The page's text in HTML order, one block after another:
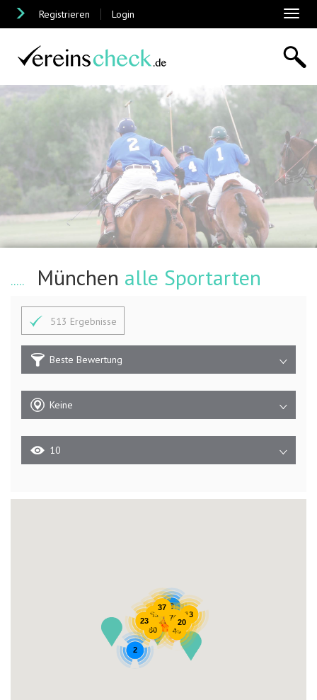
Registrieren Login
München alle Sportarten
513 Ergebnisse
Beste Bewertung
Keine
10
138
80
63
23
49
9
76
13
37
20
2